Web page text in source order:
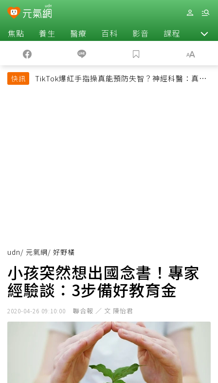
焦點 養生 醫療 百科 影音 課程 退休
快訊
TikTok爆紅手指操真能預防失智？神經科醫：真正
udn/ 元氣網/ 好野橘
小孩突然想出國念書！專家
經驗談：3步備好教育金
2020-04-26 09:10:00 聯合報 ／ 文 陳怡君